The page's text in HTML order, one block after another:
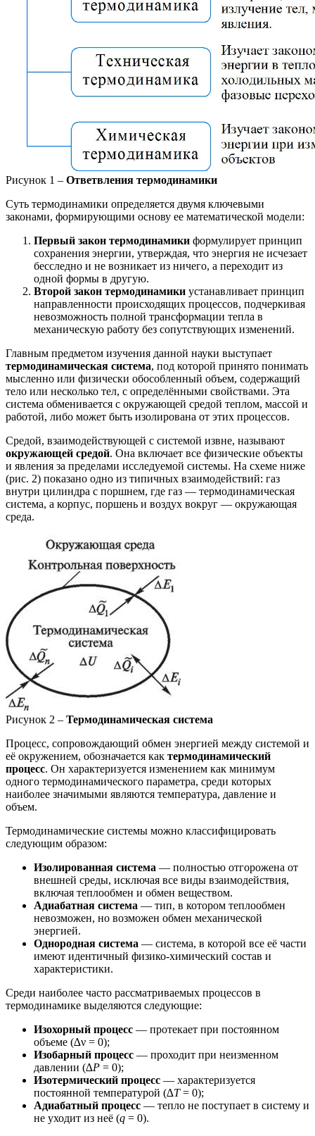
Рисунок 1 – Ответвления термодинамики
Суть термодинамики определяется двумя ключевыми
законами, формирующими основу ее математической модели:
Первый закон термодинамики формулирует принцип
сохранения энергии, утверждая, что энергия не исчезает
бесследно и не возникает из ничего, а переходит из
одной формы в другую.
Второй закон термодинамики устанавливает принцип
направленности происходящих процессов, подчеркивая
невозможность полной трансформации тепла в
механическую работу без сопутствующих изменений.
Главным предметом изучения данной науки выступает
термодинамическая система, под которой принято понимать
мысленно или физически обособленный объем, содержащий
тело или несколько тел, с определёнными свойствами. Эта
система обменивается с окружающей средой теплом, массой и
работой, либо может быть изолирована от этих процессов.
Средой, взаимодействующей с системой извне, называют
окружающей средой. Она включает все физические объекты
и явления за пределами исследуемой системы. На схеме ниже
(рис. 2) показано одно из типичных взаимодействий: газ
внутри цилиндра с поршнем, где газ — термодинамическая
система, а корпус, поршень и воздух вокруг — окружающая
среда.
Рисунок 2 – Термодинамическая система
Процесс, сопровождающий обмен энергией между системой и
её окружением, обозначается как термодинамический
процесс. Он характеризуется изменением как минимум
одного термодинамического параметра, среди которых
наиболее значимыми являются температура, давление и
объем.
Термодинамические системы можно классифицировать
следующим образом:
Изолированная система — полностью отгорожена от
внешней среды, исключая все виды взаимодействия,
включая теплообмен и обмен веществом.
Адиабатная система — тип, в котором теплообмен
невозможен, но возможен обмен механической
энергией.
Однородная система — система, в которой все её части
имеют идентичный физико-химический состав и
характеристики.
Среди наиболее часто рассматриваемых процессов в
термодинамике выделяются следующие:
Изохорный процесс — протекает при постоянном
объеме (∆ν = 0);
Изобарный процесс — проходит при неизменном
давлении (∆P = 0);
Изотермический процесс — характеризуется
постоянной температурой (∆T= 0);
Адиабатный процесс — тепло не поступает в систему и
не уходит из неё (q = 0).